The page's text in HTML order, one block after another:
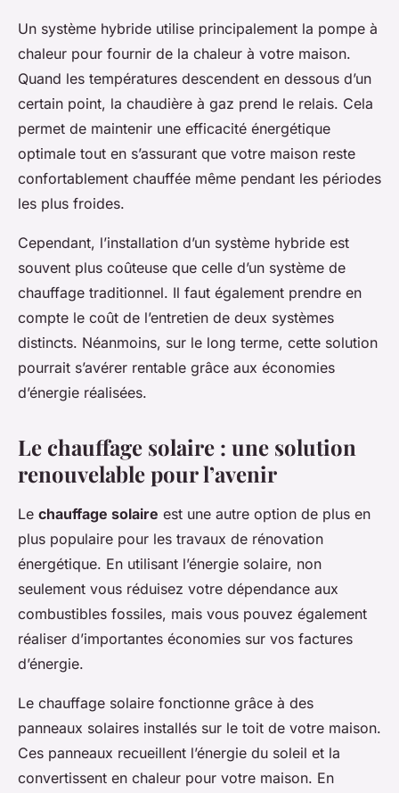
Un système hybride utilise principalement la pompe à
chaleur pour fournir de la chaleur à votre maison.
Quand les températures descendent en dessous d’un
certain point, la chaudière à gaz prend le relais. Cela
permet de maintenir une efficacité énergétique
optimale tout en s’assurant que votre maison reste
confortablement chauffée même pendant les périodes
les plus froides.
Cependant, l’installation d’un système hybride est
souvent plus coûteuse que celle d’un système de
chauffage traditionnel. Il faut également prendre en
compte le coût de l’entretien de deux systèmes
distincts. Néanmoins, sur le long terme, cette solution
pourrait s’avérer rentable grâce aux économies
d’énergie réalisées.
Le chauffage solaire : une solution
renouvelable pour l’avenir
Le chauffage solaire est une autre option de plus en
plus populaire pour les travaux de rénovation
énergétique. En utilisant l’énergie solaire, non
seulement vous réduisez votre dépendance aux
combustibles fossiles, mais vous pouvez également
réaliser d’importantes économies sur vos factures
d’énergie.
Le chauffage solaire fonctionne grâce à des
panneaux solaires installés sur le toit de votre maison.
Ces panneaux recueillent l’énergie du soleil et la
convertissent en chaleur pour votre maison. En